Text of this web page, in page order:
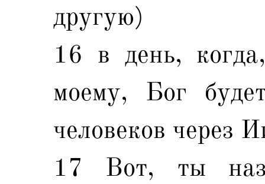
другую)
16 в день,
моему, Бог
человеков через
17 Вот, ты